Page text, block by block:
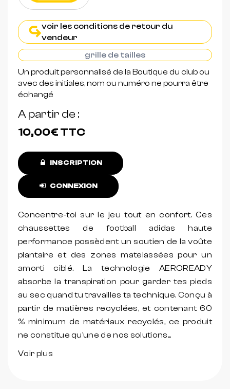
voir les conditions de retour du
vendeur
grille de tailles
Un produit personnalisé de la Boutique du club ou
avec des initiales, nom ou numéro ne pourra être
échangé
A partir de
10,00€TTC
INSCRIPTION
CONNEXION
Concentre-toi sur le jeu tout en confort. Ces
chaussettes de football adidas haute
performance possèdent un soutien de la voûte
plantaire et des zones matelassées pour un
amorti ciblé. La technologie AEROREADY
absorbe la transpiration pour garder tes pieds
au sec quand tu travailles ta technique. Conçu à
partir de matières recyclées, et contenant 60
% minimum de matériaux recyclés, ce produit
ne constitue qu'une de nos solutions...
Voir plus